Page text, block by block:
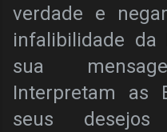
verdade e
infalibilidade da
sua
Interpretam as
seus desejos